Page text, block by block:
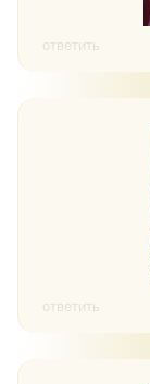
ответить
ответить